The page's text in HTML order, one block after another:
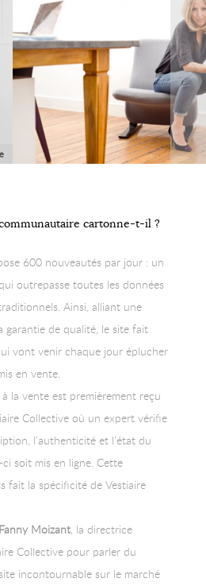
cartonne-t-il ?
600 nouveautés par jour : un
outrepasse toutes les données
Ainsi, alliant une
garantie de qualité, le site fait
vont venir chaque jour éplucher
en vente.
la vente est premièrement reçu
Collective où un expert vérifie
l’authenticité et l’état du
soit mis en ligne. Cette
fait la spécificité de Vestiaire
Fanny Moizant, la directrice
Collective pour parler du
incontournable sur le marché